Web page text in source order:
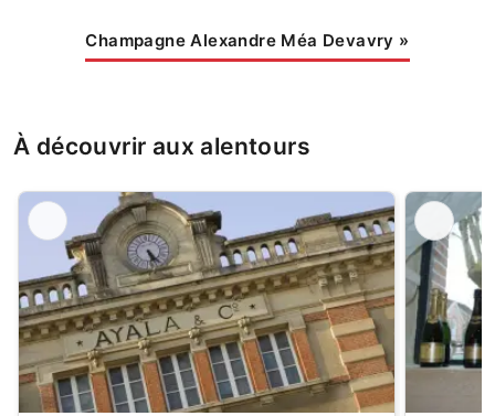
Champagne Alexandre Méa Devavry »
À découvrir aux alentours